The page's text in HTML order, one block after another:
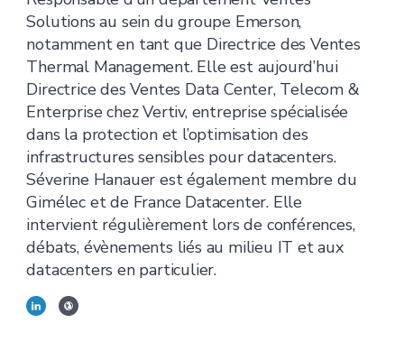
Solutions au sein du groupe Emerson,
notamment en tant que Directrice des Ventes
Thermal Management. Elle est aujourd’hui
Directrice des Ventes Data Center, Telecom &
Enterprise chez Vertiv, entreprise spécialisée
dans la protection et l’optimisation des
infrastructures sensibles pour datacenters.
Séverine Hanauer est également membre du
Gimélec et de France Datacenter. Elle
intervient régulièrement lors de conférences,
débats, évènements liés au milieu IT et aux
datacenters en particulier.